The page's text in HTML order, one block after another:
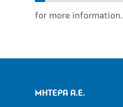
for more information.
ΜΗΤΕΡΑ Α.Ε.